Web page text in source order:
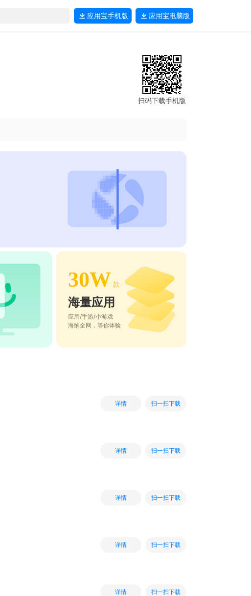
应用宝手机版 应用宝电脑版
扫码下载手机版
30W 款
海量应用
应用/手游/小游戏
海纳全网，等你体验
详情 扫一扫下载
详情 扫一扫下载
详情 扫一扫下载
详情 扫一扫下载
详情 扫一扫下载